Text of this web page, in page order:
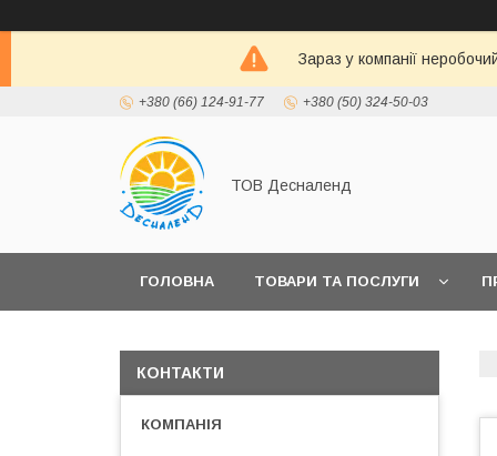
Зараз у компанії
+380 (66) 124-91-77 +380 (50) 324-50-03
ТОВ Десналенд
ГОЛОВНА ТОВАРИ ТА ПОСЛУГИ
КОНТАКТИ